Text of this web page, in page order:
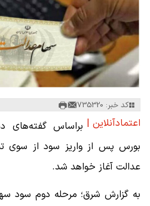
کد خبر: 735320
اعتمادآنلاین | براساس گفته‌های
بورس پس از واریز سود از سوی
عدالت آغاز خواهد شد.
به گزارش شرق؛ مرحله دوم سود